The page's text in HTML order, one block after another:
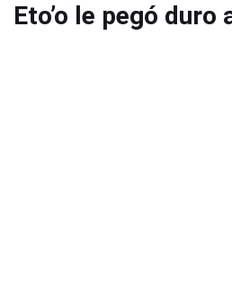
Eto’o le pegó duro